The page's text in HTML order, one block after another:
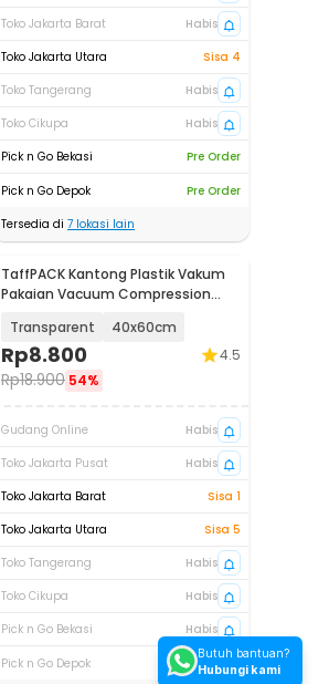
Toko Jakarta Barat
Habis
Toko Jakarta Utara
Sisa 4
Toko Tangerang
Habis
Toko Cikupa
Habis
Pick n Go Bekasi
Pre Order
Pick n Go Depok
Pre Order
Tersedia di 7 lokasi lain
TaffPACK Kantong Plastik Vakum
Pakaian Vacuum Compression
Transparent 40x60cm
Rp8.800
Rp18.900 54%
4.5
Gudang Online
Habis
Toko Jakarta Pusat
Habis
Toko Jakarta Barat
Sisa 1
Toko Jakarta Utara
Sisa 5
Toko Tangerang
Habis
Toko Cikupa
Habis
Pick n Go Bekasi
Habis
Pick n Go Depok Habis
Butuh bantuan?
Hubungi kami